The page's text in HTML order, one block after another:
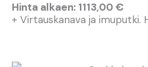
Hinta alkaen: 1113,00 €
+ Virtauskanava ja imuputki.